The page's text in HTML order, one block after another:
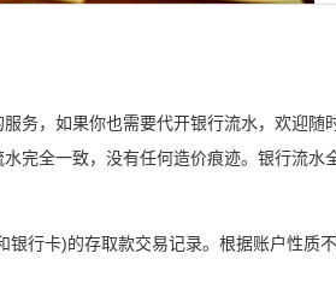
务，如果你也需要代开银行流水，欢迎
完全一致，没有任何造价痕迹。银行流
行卡)的存取款交易记录。根据账户性